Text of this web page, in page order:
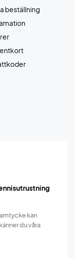
beställning
kan
du våra